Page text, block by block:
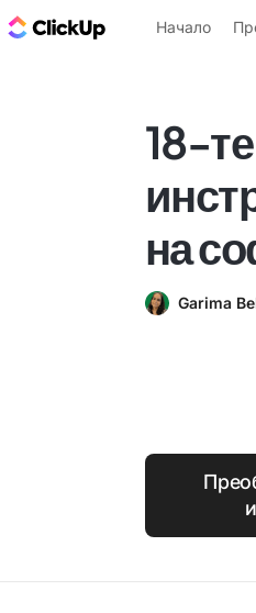
ClickUp блог
Начало
18-
на
Garima